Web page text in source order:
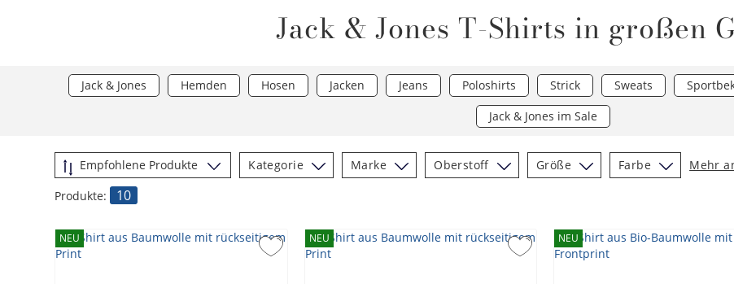
Jack & Jones T-Shirts in großen
Jack & Jones Hemden Hosen Jacken Jeans Poloshirts Strick Sweats
Jack & Jones im Sale
Kategorie Marke Oberstoff Größe Farbe
Mehr
Produkte:
10
NEU NEU NEU